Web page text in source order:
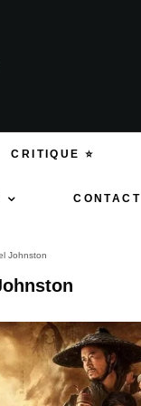
CRITIQUE ⭐
Johnston